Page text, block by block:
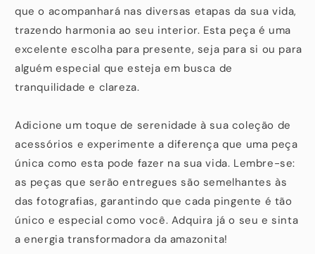
que o acompanhará nas diversas etapas da sua vida,
trazendo harmonia ao seu interior. Esta peça é uma
excelente escolha para presente, seja para si ou para
alguém especial que esteja em busca de
tranquilidade e clareza.
Adicione um toque de serenidade à sua coleção de
acessórios e experimente a diferença que uma peça
única como esta pode fazer na sua vida. Lembre-se:
as peças que serão entregues são semelhantes às
das fotografias, garantindo que cada pingente é tão
único e especial como você. Adquira já o seu e sinta
a energia transformadora da amazonita!